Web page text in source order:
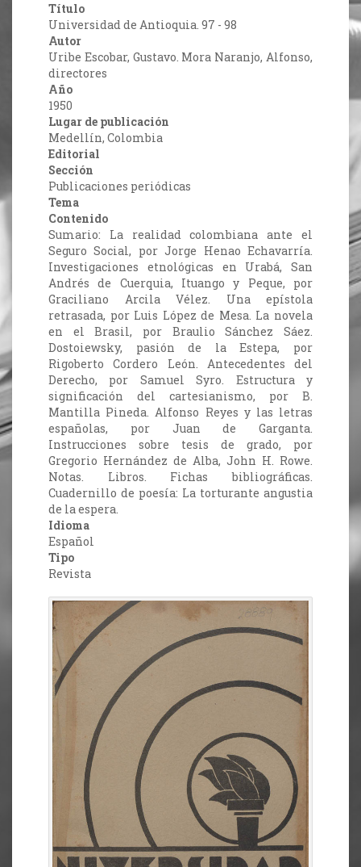
Título
Universidad de Antioquia. 97 - 98
Autor
Uribe Escobar, Gustavo. Mora Naranjo, Alfonso,
directores
Año
1950
Lugar de publicación
Medellín, Colombia
Editorial
Sección
Publicaciones periódicas
Tema
Contenido
Sumario: La realidad colombiana ante el
Seguro Social, por Jorge Henao Echavarría.
Investigaciones etnológicas en Urabá, San
Andrés de Cuerquia, Ituango y Peque, por
Graciliano Arcila Vélez. Una epístola
retrasada, por Luis López de Mesa. La novela
en el Brasil, por Braulio Sánchez Sáez.
Dostoiewsky, pasión de la Estepa, por
Rigoberto Cordero León. Antecedentes del
Derecho, por Samuel Syro. Estructura y
significación del cartesianismo, por B.
Mantilla Pineda. Alfonso Reyes y las letras
españolas, por Juan de Garganta.
Instrucciones sobre tesis de grado, por
Gregorio Hernández de Alba, John H. Rowe.
Notas. Libros. Fichas bibliográficas.
Cuadernillo de poesía: La torturante angustia
de la espera.
Idioma
Español
Tipo
Revista